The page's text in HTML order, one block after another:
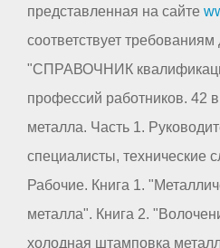
представленная на сайте
соответствует требованиям
"СПРАВОЧНИК
профессий работников. 42
металла. Часть 1.
специалисты, технические
Рабочие. Книга 1.
металла". Книга 2.
холодная штамповка